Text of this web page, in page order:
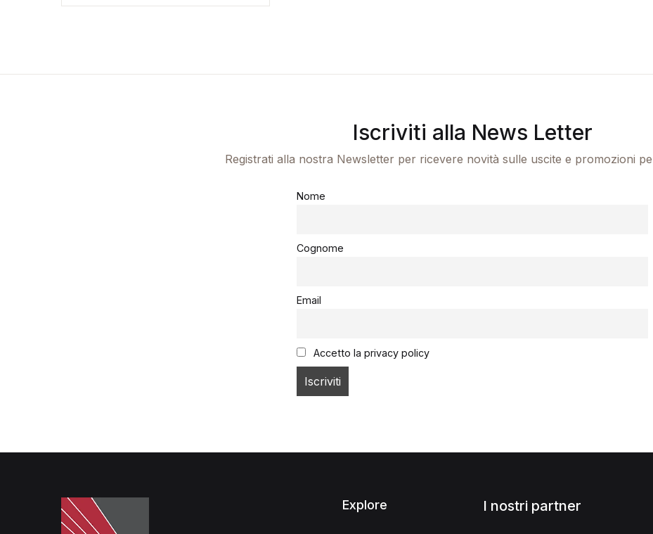
Iscriviti alla News Letter
Registrati alla nostra Newsletter per ricevere novità sulle uscite e promozioni
Nome
Cognome
Email
Accetto la privacy policy
Explore I nostri partner